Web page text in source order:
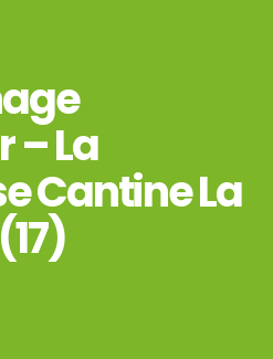
– La
Cantine La